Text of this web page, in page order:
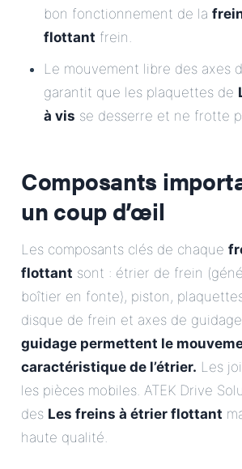
bon fonctionnement de la
flottant frein.
Le mouvement libre des axes
garantit que les plaquettes de
à vis se desserre et ne frotte
Composants
un coup d’œil
Les composants clés de chaque
flottant sont : étrier de frein
boîtier en fonte), piston,
disque de frein et axes de
guidage permettent le
caractéristique de l’étrier. Les
les pièces mobiles. ATEK Drive
des Les freins à étrier flottant
haute qualité.